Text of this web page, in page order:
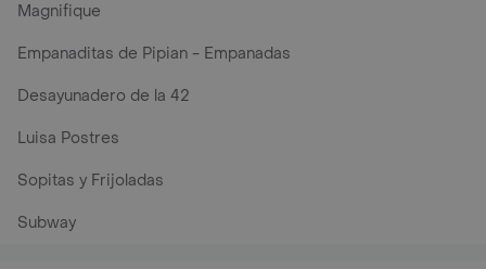
Magnifique
Empanaditas de Pipian - Empanadas
Desayunadero de la 42
Luisa Postres
Sopitas y Frijoladas
Subway